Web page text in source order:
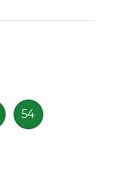
54